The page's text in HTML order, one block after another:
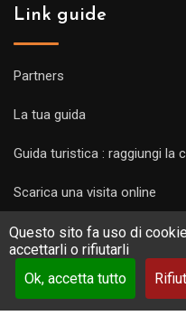
Questo sito fa uso di
accettarli o rifiutarli
Ok, accetta tutto
Link guide
Partners
La tua guida
Guida turistica : raggiungi la
Scarica una visita online